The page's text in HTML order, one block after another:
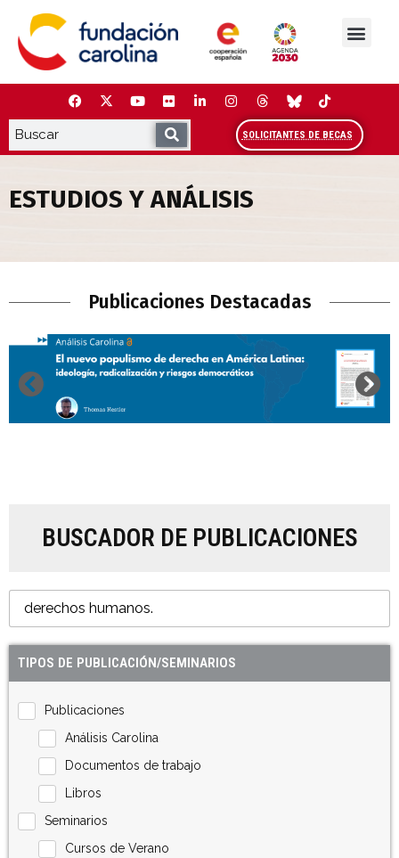
contenido
SOLICITANTES DE BECAS
ESTUDIOS Y ANÁLISIS
Publicaciones Destacadas
BUSCADOR DE PUBLICACIONES
TIPOS DE PUBLICACIÓN/SEMINARIOS
Publicaciones
Análisis Carolina
Documentos de trabajo
Libros
Seminarios
Cursos de Verano